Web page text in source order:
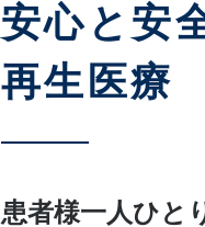
安心と安
再生医療
患者様一人ひと